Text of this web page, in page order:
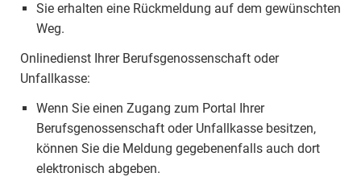
Sie erhalten eine Rückmeldung auf dem gewünschten
Weg.
Onlinedienst Ihrer Berufsgenossenschaft oder
Unfallkasse:
Wenn Sie einen Zugang zum Portal Ihrer
Berufsgenossenschaft oder Unfallkasse besitzen,
können Sie die Meldung gegebenenfalls auch dort
elektronisch abgeben.